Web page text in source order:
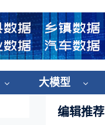
大模型
编辑推荐